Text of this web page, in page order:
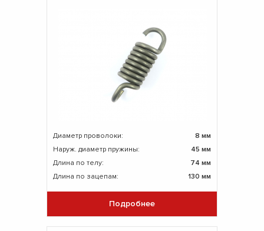
Диаметр проволоки:
8 мм
Наруж. диаметр пружины:
45 мм
Длина по телу:
74 мм
Длина по зацепам:
130 мм
Подробнее